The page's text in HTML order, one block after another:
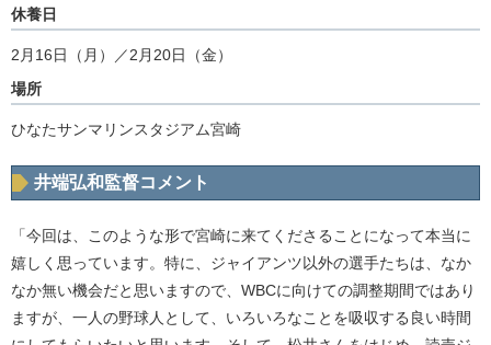
休養日
2月16日（月）／2月20日（金）
場所
ひなたサンマリンスタジアム宮崎
井端弘和監督コメント
「今回は、このような形で宮崎に来てくださることになって本当に
嬉しく思っています。特に、ジャイアンツ以外の選手たちは、なか
なか無い機会だと思いますので、WBCに向けての調整期間ではあり
ますが、一人の野球人として、いろいろなことを吸収する良い時間